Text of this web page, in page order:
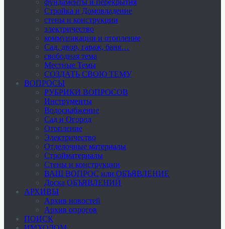
Стройка и Домовладение
стены и конструкции
электричество
коммуникации и отопление
Cад, двор, гараж, баня…
свободная тема
Местные Темы
СОЗДАТЬ СВОЮ ТЕМУ
ВОПРОСЫ
РУБРИКИ ВОПРОСОВ
Инструменты
Водоснабжение
Сад и Огород
Отопление
Электричество
Отделочные материалы
Стройматериалы
Стены и конструкции
ВАШ ВОПРОС или ОБЪЯВЛЕНИЕ
Доска ОБЪЯВЛЕНИЙ
АРХИВЫ
Архив новостей
Архив опросов
ПОИСК